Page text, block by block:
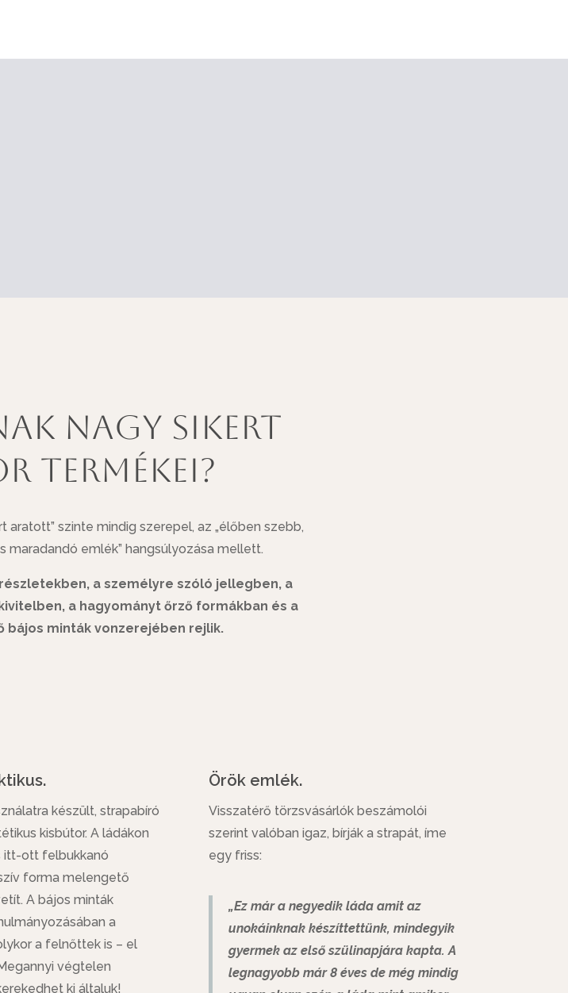
nagy sikert
termékei?
aratott” szinte mindig szerepel, az „élőben szebb,
maradandó emlék” hangsúlyozása mellett.
a személyre szóló jellegben, a
a hagyományt őrző formákban és a
minták vonzerejében rejlik.
készült, strapabíró
kisbútor. A ládákon
itt-ott felbukkanó
forma melengető
A bájos minták
a
a felnőttek is – el
végtelen
ki általuk!
Örök emlék.
Visszatérő törzsvásárlók beszámolói
szerint valóban igaz, bírják a strapát, íme
egy friss:
„Ez már a negyedik láda amit az
unokáinknak készíttettünk, mindegyik
gyermek az első szülinapjára kapta. A
legnagyobb már 8 éves de még mindig